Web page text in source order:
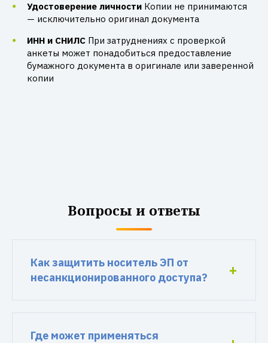
Удостоверение личности Копии не принимаются
— исключительно оригинал документа
ИНН и СНИЛС При затруднениях с проверкой
анкеты может понадобиться предоставление
бумажного документа в оригинале или заверенной
копии
Вопросы и ответы
Как защитить носитель ЭП от
несанкционированного доступа?
Где может применяться